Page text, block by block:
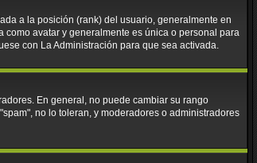
a la posición (rank) del usuario, generalmente en
avatar y generalmente es única o personal para
con La Administración para que sea activada.
En general, no puede cambiar su rango
no lo toleran, y moderadores o administradores